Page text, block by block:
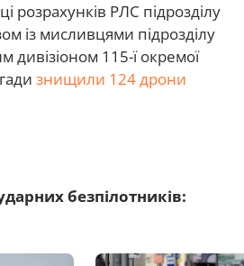
розрахунків РЛС підрозділу
із мисливцями підрозділу
дивізіоном 115-ї окремої
знищили 124 дрони
безпілотників: